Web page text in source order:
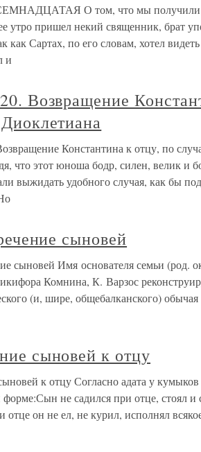
О том, что мы получили
утро пришел некий священник, брат
как Сартах, по его словам, хотел
и
Возвращение
Константина к отцу, по
что этот юноша бодр, силен, велик и
выжидать удобного случая, как бы
сыновей
сыновей Имя основателя семьи (род.
Комнина, К. Варзос
(и, шире, общебалканского)
сыновей к отцу
к отцу Согласно адата у
форме:Сын не садился при отце, стоял
он не ел, не курил, исполнял